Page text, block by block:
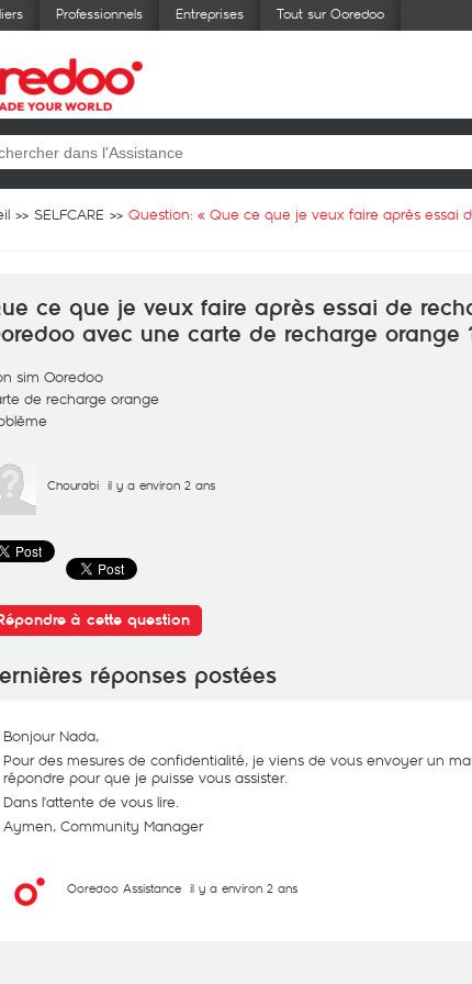
Professionnels Entreprises Tout sur Ooredoo
SELFCARE Question: « Que ce que je veux faire après essai
ce que je veux faire après essai de
avec une carte de recharge orange
sim Ooredoo
de recharge orange
Chourabi il y a environ 2 ans
à cette question
réponses postées
Bonjour Nada,
Pour des mesures de confidentialité, je viens de vous envoyer un
répondre pour que je puisse vous assister.
Dans l'attente de vous lire.
Aymen, Community Manager
Ooredoo Assistance il y a environ 2 ans